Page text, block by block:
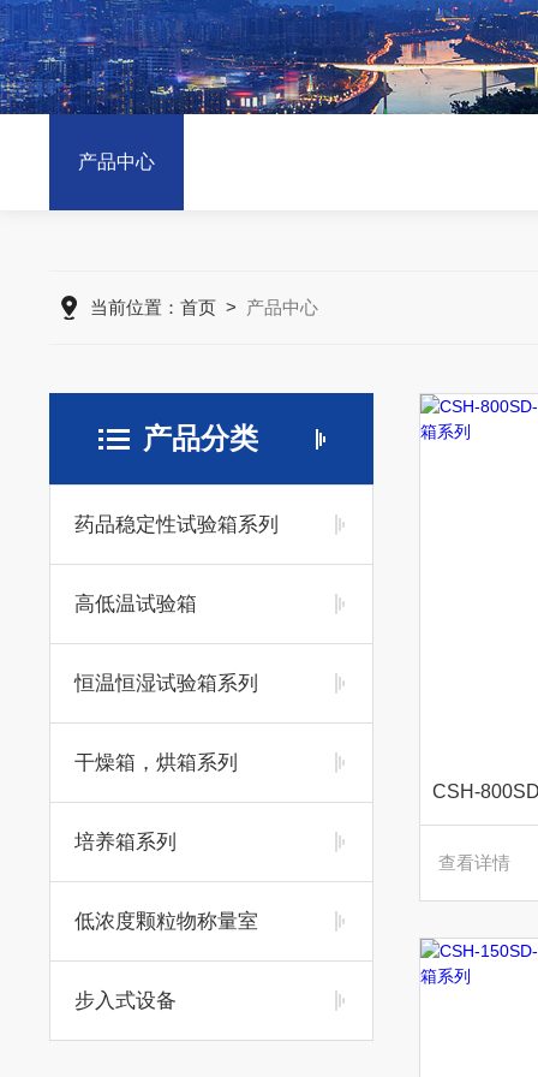
产品中心
当前位置： 首页> 产品中心
产品分类
药品稳定性试验箱系列
高低温试验箱
恒温恒湿试验箱系列
干燥箱，烘箱系列
培养箱系列
低浓度颗粒物称量室
步入式设备
查看详情